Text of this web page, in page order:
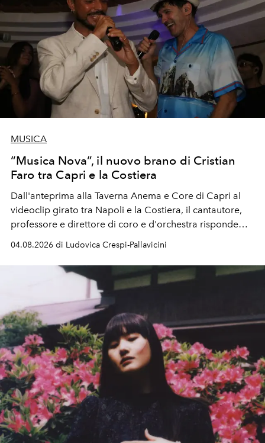
MUSICA
“Musica Nova”, il nuovo brano di Cristian
Faro tra Capri e la Costiera
Dall'anteprima alla Taverna Anema e Core di Capri al
videoclip girato tra Napoli e la Costiera, il cantautore,
professore e direttore di coro e d'orchestra risponde
04.08.2026 di Ludovica Crespi-Pallavicini